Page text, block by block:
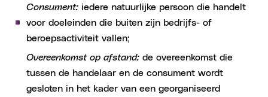
Consument: iedere natuurlijke persoon die handelt
voor doeleinden die buiten zijn bedrijfs- of
beroepsactiviteit vallen;
Overeenkomst op afstand: de overeenkomst die
tussen de handelaar en de consument wordt
gesloten in het kader van een georganiseerd